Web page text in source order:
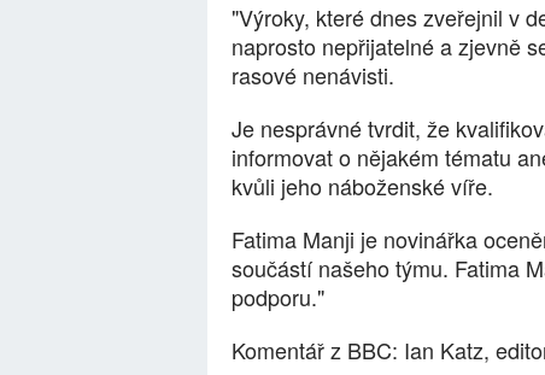
"Výroky, které dnes zveřejnil v
naprosto nepřijatelné a zjevně
rasové nenávisti.
Je nesprávné tvrdit, že
informovat o nějakém tématu
kvůli jeho náboženské víře.
Fatima Manji je novinářka
součástí našeho týmu. Fatima
podporu."
Komentář z BBC: Ian Katz,